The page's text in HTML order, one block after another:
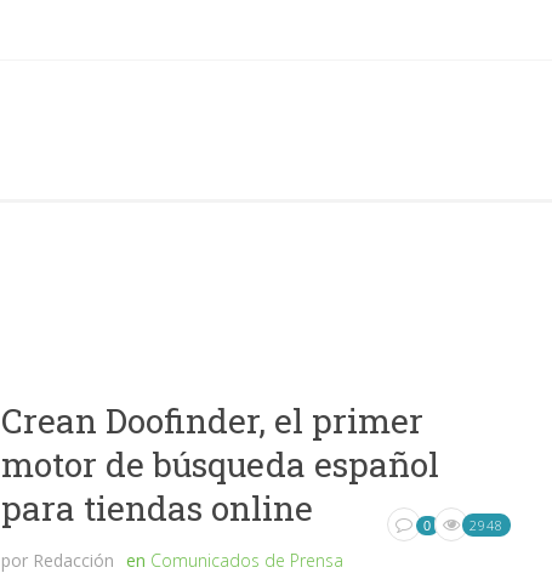
Crean Doofinder, el primer
motor de búsqueda español
para tiendas online
por Redacción en Comunicados de Prensa
0 2948